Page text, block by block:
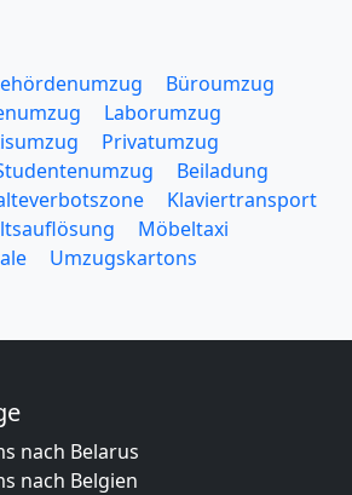
Büroumzug
Laborumzug
Privatumzug
Beiladung
Klaviertransport
Möbeltaxi
Umzugskartons
nach Belarus
nach Belgien